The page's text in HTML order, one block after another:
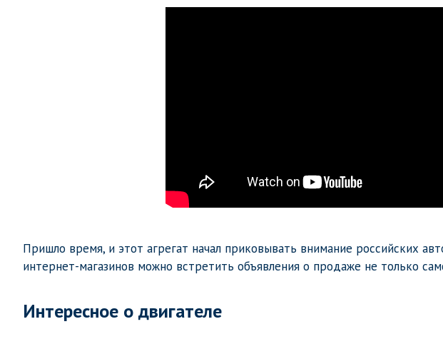
Пришло время, и этот агрегат начал приковывать внимание российских
интернет-магазинов можно встретить объявления о продаже не только
Интересное о двигателе